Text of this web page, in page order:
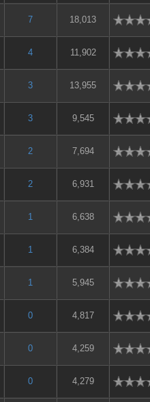
7 18,013
4 11,902
3 13,955
3 9,545
2 7,694
2 6,931
1 6,638
1 6,384
1 5,945
0 4,817
0 4,259
0 4,279